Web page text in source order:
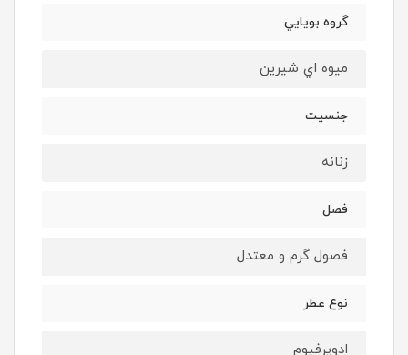
گروه بويايي
ميوه اي شيرين
جنسيت
زنانه
فصل
فصول گرم و معتدل
نوع عطر
ادوپرفيوم